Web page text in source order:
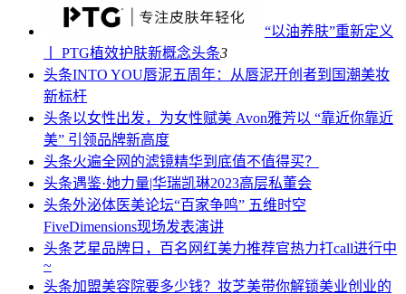
“以油养肤”重新定义
丨 PTG植效护肤新概念头条3
头条INTO YOU唇泥五周年：从唇泥开创者到国潮美妆
新标杆
头条以女性出发，为女性赋美 Avon雅芳以 “靠近你靠近
美” 引领品牌新高度
头条火遍全网的滤镜精华到底值不值得买？
头条遇鉴·她力量|华瑞凯琳2023高层私董会
头条外泌体医美论坛“百家争鸣” 五维时空
FiveDimensions现场发表演讲
头条艺星品牌日，百名网红美力推荐官热力打call进行中
~
头条加盟美容院要多少钱？妆芝美带你解锁美业创业的